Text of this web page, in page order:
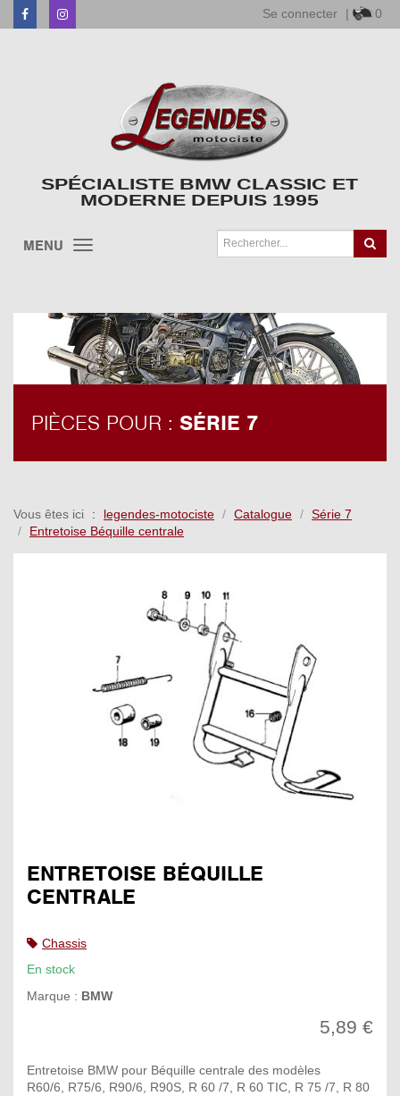
FacebookInstagram Se connecter | 0
SPÉCIALISTE BMW CLASSIC ET
MODERNE DEPUIS 1995
MENU
PIÈCES POUR : SÉRIE 7
Vous êtes ici legendes-motociste Catalogue
Série 7
Entretoise Béquille centrale
ENTRETOISE BÉQUILLE
CENTRALE
Chassis
En stock
Marque : BMW
5,89 €
Entretoise BMW pour Béquille centrale des modèles
R60/6, R75/6, R90/6, R90S, R 60 /7, R 60 TIC, R 75 /7, R 80